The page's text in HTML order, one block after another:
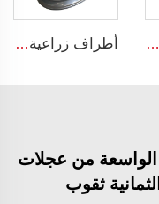
الحجم 12.4-24 للأجهزة الزراعية أطراف زراعية صينية 16*22.5 أطراف المقطورة تناسب الإطارات الفولاذية الزراعية 16*22.5
الواسعة من عجلات
ثقوب